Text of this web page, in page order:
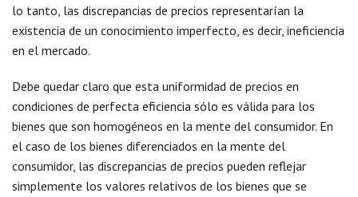
lo tanto, las discrepancias de precios representarían la
existencia de un conocimiento imperfecto, es decir, ineficiencia
en el mercado.
Debe quedar claro que esta uniformidad de precios en
condiciones de perfecta eficiencia sólo es válida para los
bienes que son homogéneos en la mente del consumidor. En
el caso de los bienes diferenciados en la mente del
consumidor, las discrepancias de precios pueden reflejar
simplemente los valores relativos de los bienes que se